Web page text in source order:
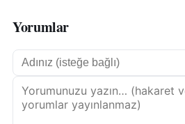
Yorumlar